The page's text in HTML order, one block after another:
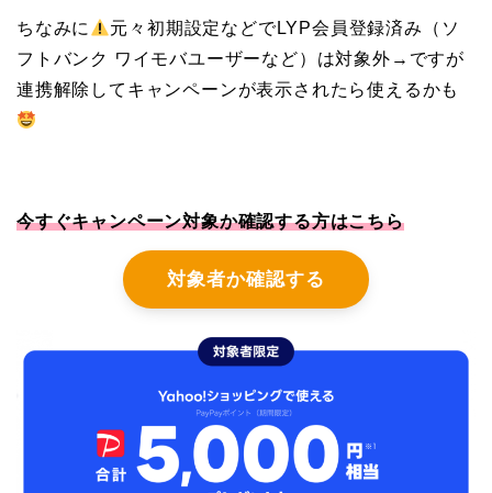
ちなみに
元々初期設定などでLYP会員登録済み（ソ
フトバンク ワイモバユーザーなど）は対象外→ですが
連携解除してキャンペーンが表示されたら使えるかも
今すぐキャンペーン対象か確認する方はこちら
対象者か確認する